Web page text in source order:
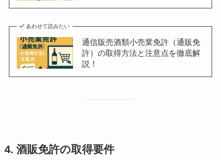
あわせて読みたい
通信販売酒類小売業免許（通販免
許）の取得方法と注意点を徹底解
説！
4. 酒販免許の取得要件